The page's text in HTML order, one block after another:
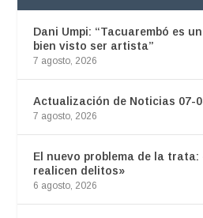
Dani Umpi: “Tacuarembó es
bien visto ser artista”
7 agosto, 2026
Actualización de Noticias 07-
7 agosto, 2026
El nuevo problema de la
realicen delitos»
6 agosto, 2026